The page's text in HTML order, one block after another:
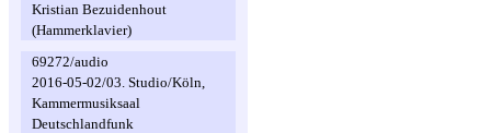
Kristian Bezuidenhout
(Hammerklavier)
69272/audio
2016-05-02/03. Studio/Köln,
Kammermusiksaal
Deutschlandfunk